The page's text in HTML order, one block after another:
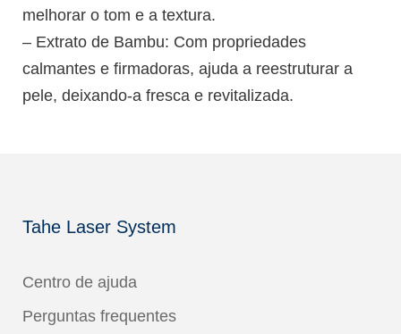
melhorar o tom e a textura.
– Extrato de Bambu: Com propriedades
calmantes e firmadoras, ajuda a reestruturar a
pele, deixando-a fresca e revitalizada.
Tahe Laser System
Centro de ajuda
Perguntas frequentes